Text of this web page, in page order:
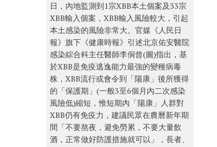
日，內地監測到1宗XBB本土個案及33宗
XBB輸入個案，XBB輸入風險較大，引起
本土感染的風險非常大。官媒《人民日
報》旗下《健康時報》引述北京佑安醫院
感染綜合科主任醫師李侗曾(圖)指出，基
於XBB是免疫逃逸能力最強的變種病毒
株，XBB流行或會令到「陽康」後所獲得
的「保護期」(一般3至6個月內二次感染
風險低)縮短，惟短期內「陽康」人群對
XBB仍有免疫力，建議民眾在農曆新年期
間「不要熬夜，避免勞累，不要大量飲
酒，正常做好防護措施就可以」，長者、